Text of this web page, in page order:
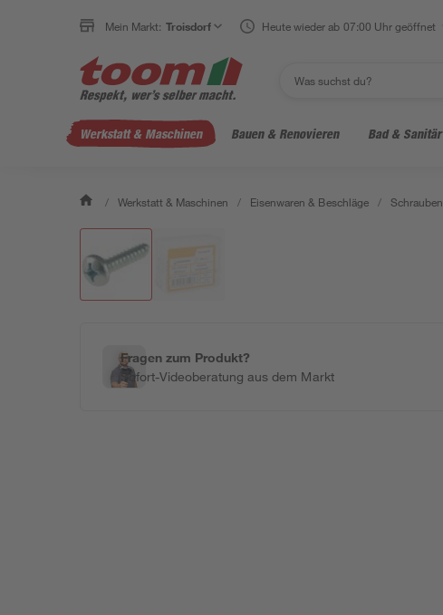
Mein Markt: Troisdorf Heute wieder ab 07:00 Uhr geöffnet
Werkstatt & Maschinen Bauen & Renovieren Bad & Sanitär
/ Werkstatt & Maschinen / Eisenwaren & Beschläge / Schrauben
Fragen zum Produkt?
Sofort-Videoberatung aus dem Markt